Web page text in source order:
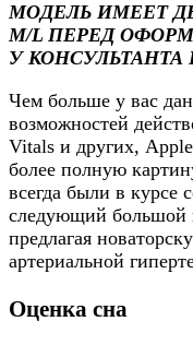
МОДЕЛЬ ИМЕЕТ
M/L ПЕРЕД
У
Чем больше у вас
возможностей
Vitals и других,
более полную
всегда были в курсе
следующий большой
предлагая
артериальной
Оценка сна